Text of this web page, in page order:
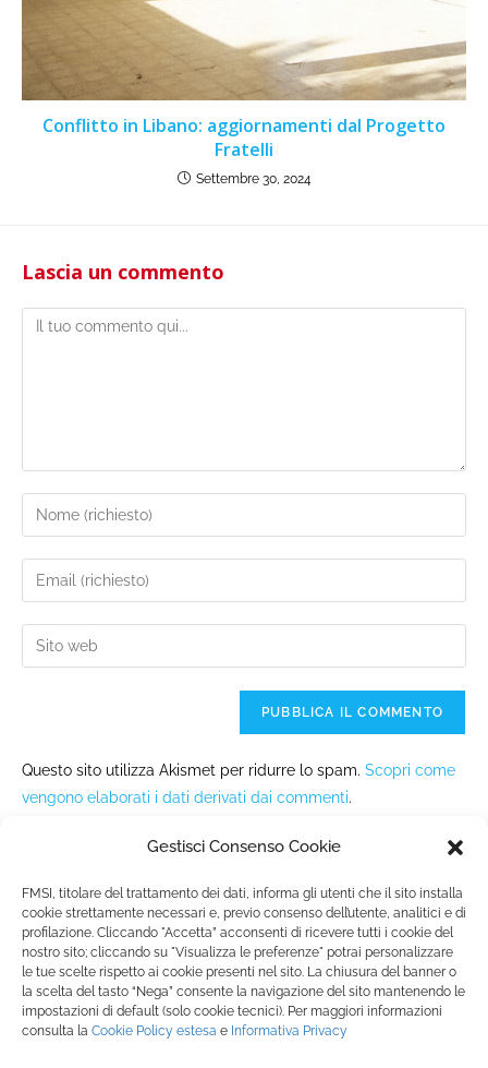
Gestisci Consenso Cookie
FMSI, titolare del trattamento dei dati, informa gli utenti che il sito installa
cookie strettamente necessari e, previo consenso dell’utente, analitici e di
profilazione. Cliccando "Accetta” acconsenti di ricevere tutti i cookie del
nostro sito; cliccando su "Visualizza le preferenze" potrai personalizzare
le tue scelte rispetto ai cookie presenti nel sito. La chiusura del banner o
la scelta del tasto “Nega” consente la navigazione del sito mantenendo le
impostazioni di default (solo cookie tecnici). Per maggiori informazioni
consulta la Cookie Policy estesa e Informativa Privacy
Conflitto in Libano: aggiornamenti dal Progetto
Fratelli
Settembre 30, 2024
Lascia un commento
Questo sito utilizza Akismet per ridurre lo spam. Scopri come
vengono elaborati i dati derivati dai commenti.
Fondazione Marista per la Solidarietà Internazionale ETS
P.le M. Champagnat, 2 00144 Roma, Italia
Tel.: +39 06 54 5171 | Fax: +39 06 54 517 500